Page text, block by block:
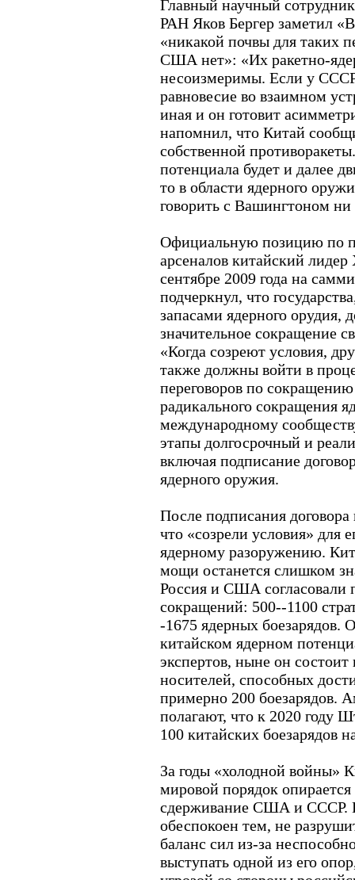
Главный научный
РАН Яков Бергер заметил
«никакой почвы для таких
США нет»: «Их ракетно-
несоизмеримы. Если у
равновесие во взаимном
иная и он готовит
напомнил, что Китай
собственной
потенциала будет и далее
то в области ядерного
говорить с Вашингтоном
Официальную позицию по
арсеналов китайский
сентябре 2009 года на
подчеркнул, что
запасами ядерного орудия,
значительное сокращение
«Когда созреют условия,
также должны войти в
переговоров по
радикального сокращения
международному
этапы долгосрочный и
включая подписание
ядерного оружия.
После подписания
что «созрели условия» для
ядерному разоружению.
мощи останется слишком
Россия и США согласовали
сокращений: 500--1100
-1675 ядерных
китайском ядерном
экспертов, ныне он состоит
носителей, способных
примерно 200 боезарядов.
полагают, что к 2020 году
100 китайских боезарядов
За годы «холодной войны»
мировой порядок
сдерживание США и СССР.
обеспокоен тем, не
баланс сил из-за
выступать одной из его